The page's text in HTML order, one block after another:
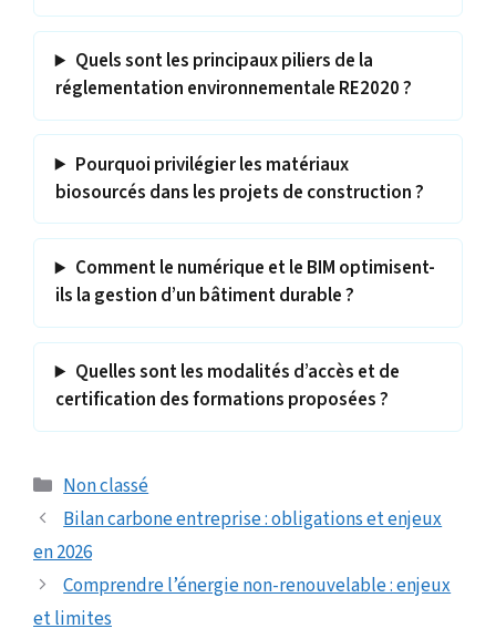
Quels sont les principaux piliers de la
réglementation environnementale RE2020 ?
Pourquoi privilégier les matériaux
biosourcés dans les projets de construction ?
Comment le numérique et le BIM optimisent-
ils la gestion d’un bâtiment durable ?
Quelles sont les modalités d’accès et de
certification des formations proposées ?
Catégories
Non classé
Bilan carbone entreprise : obligations et enjeux
en 2026
Comprendre l’énergie non-renouvelable : enjeux
et limites